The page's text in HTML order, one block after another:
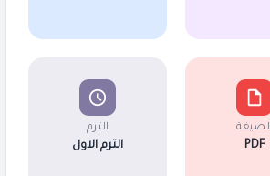
PDF
الترم
الترم الاول